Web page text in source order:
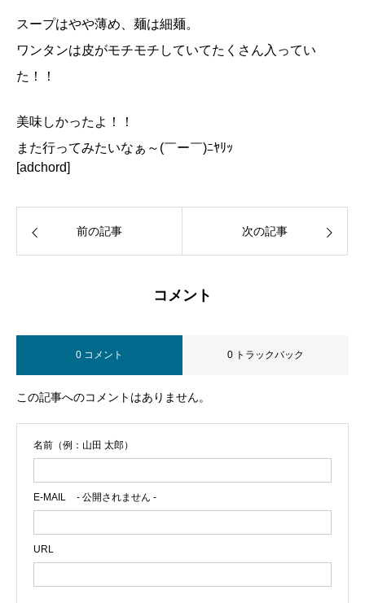
スープはやや薄め、麺は細麺。
ワンタンは皮がモチモチしていてたくさん入ってい
た！！
美味しかったよ！！
また行ってみたいなぁ～(￣ー￣)ﾆﾔﾘｯ
[adchord]
前の記事 次の記事
コメント
0 コメント 0 トラックバック
この記事へのコメントはありません。
名前（例：山田 太郎）
E-MAIL - 公開されません -
URL